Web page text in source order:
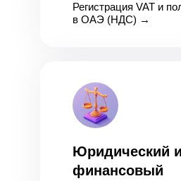
Регистрация VAT и
в ОАЭ (НДС) →
Юридический и
финансовый